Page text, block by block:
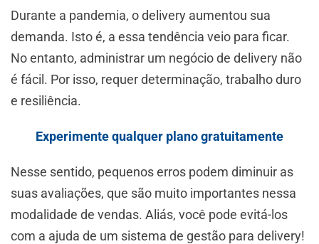
Durante a pandemia, o delivery aumentou sua
demanda. Isto é, a essa tendência veio para ficar.
No entanto, administrar um negócio de delivery não
é fácil. Por isso, requer determinação, trabalho duro
e resiliência.
Experimente qualquer plano gratuitamente
Nesse sentido, pequenos erros podem diminuir as
suas avaliações, que são muito importantes nessa
modalidade de vendas. Aliás, você pode evitá-los
com a ajuda de um sistema de gestão para delivery!